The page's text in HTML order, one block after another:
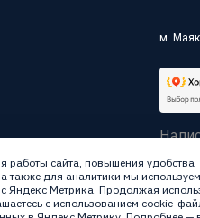
м.
работы сайта, повышения удобства
также для аналитики мы
Яндекс Метрика. Продолжая
с использованием cookie-